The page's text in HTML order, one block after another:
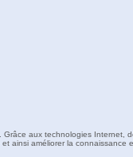
aux technologies Internet,
ainsi améliorer la connaissance